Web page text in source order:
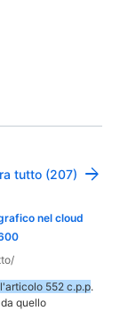
tutto (207)
nel cloud
552 c.p.p.
quello